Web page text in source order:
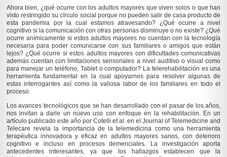
Ahora bien, ¿qué ocurre con los adultos mayores que viven solos o que han
visto restringido su círculo social porque no pueden salir de casa producto de
esta pandemia por la cual estamos atravesando? ¿Qué ocurre a nivel
cognitivo si la comunicación con otras personas disminuye o no existe? ¿Qué
ocurre anímicamente si estos adultos mayores no cuentan con la tecnología
necesaria para poder comunicarse con sus familiares o amigos que están
lejos? ¿Qué ocurre si estos adultos mayores con dificultades comunicativas
además cuentan con limitaciones sensoriales a nivel auditivo o visual como
para manejar un teléfono, Tablet o computador? La telerehabilitación es una
herramienta fundamental en la cual apoyarnos para resolver algunas de
estas interrogantes así como la valiosa labor de los familiares en todo el
proceso.
Los avances tecnológicos que se han desarrollado con el pasar de los años,
nos invitan a darle un nuevo uso con enfoque en la rehabilitación. En un
artículo publicado este año por Cotelli et al. en elJournal of Telemedicine and
Telecare revela la importancia de la telemedicina como una herramienta
terapéutica innovadora y eficaz en adultos mayores sanos, con deterioro
cognitivo e incluso en procesos demenciales. La investigación aporta
antecedentes interesantes, ya que los hallazgos establecen que la